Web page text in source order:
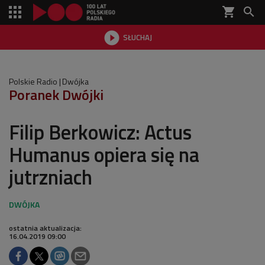
shopping_cart 
 SŁUCHAJ

Polskie Radio Dwójka
Poranek Dwójki
Filip Berkowicz: Actus
Humanus opiera się na
jutrzniach
ostatnia aktualizacja:
16.04.2019 09:00